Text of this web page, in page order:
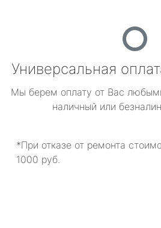
Универсальная
Мы берем оплату от Вас
наличный или
*При отказе от ремонта
1000 руб.